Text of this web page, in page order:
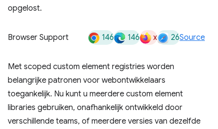
opgelost.
Browser Support 146 146 x 26Source
Met scoped custom element registries worden
belangrijke patronen voor webontwikkelaars
toegankelijk. Nu kunt u meerdere custom element
libraries gebruiken, onafhankelijk ontwikkeld door
verschillende teams, of meerdere versies van dezelfde